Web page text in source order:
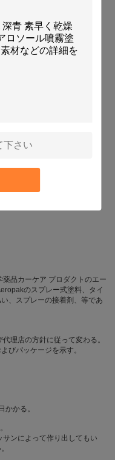
品カーケア プロダクトのエー
のスプレー式塗料、タイ
、スプレーの接着剤、等であ
理店の方針に従って変わる。
びパッケージを示す。
かかる。
ンによって作り出してもい